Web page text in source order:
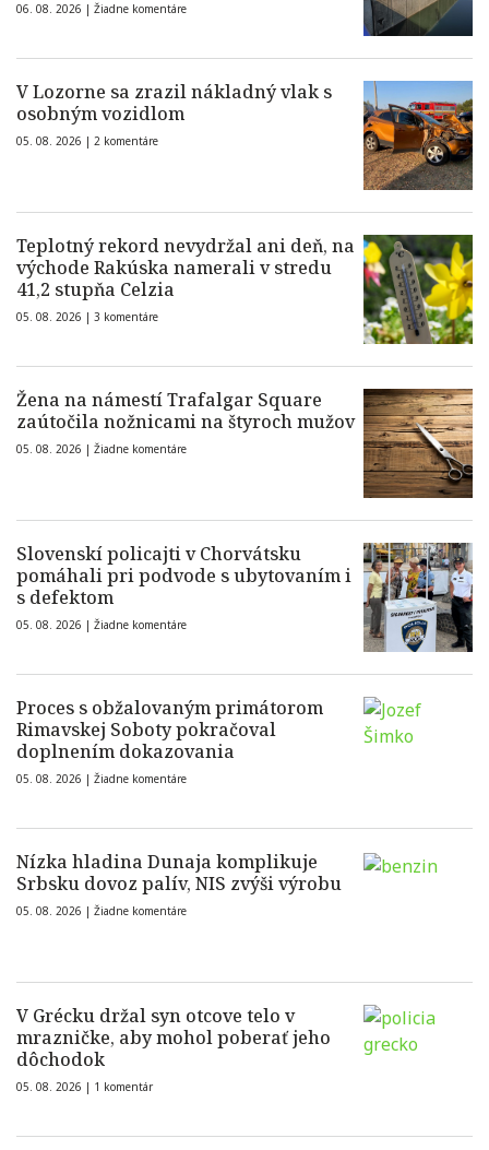
06. 08. 2026 | Žiadne komentáre
V Lozorne sa zrazil nákladný vlak s
osobným vozidlom
05. 08. 2026 | 2 komentáre
Teplotný rekord nevydržal ani deň, na
východe Rakúska namerali v stredu
41,2 stupňa Celzia
05. 08. 2026 | 3 komentáre
Žena na námestí Trafalgar Square
zaútočila nožnicami na štyroch mužov
05. 08. 2026 | Žiadne komentáre
Slovenskí policajti v Chorvátsku
pomáhali pri podvode s ubytovaním i
s defektom
05. 08. 2026 | Žiadne komentáre
Proces s obžalovaným primátorom
Rimavskej Soboty pokračoval
doplnením dokazovania
05. 08. 2026 | Žiadne komentáre
Nízka hladina Dunaja komplikuje
Srbsku dovoz palív, NIS zvýši výrobu
05. 08. 2026 | Žiadne komentáre
V Grécku držal syn otcove telo v
mrazničke, aby mohol poberať jeho
dôchodok
05. 08. 2026 | 1 komentár